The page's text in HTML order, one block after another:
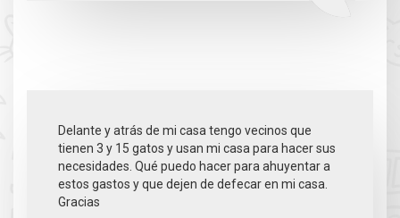
Delante y atrás de mi casa tengo vecinos que
tienen 3 y 15 gatos y usan mi casa para hacer sus
necesidades. Qué puedo hacer para ahuyentar a
estos gastos y que dejen de defecar en mi casa.
Gracias